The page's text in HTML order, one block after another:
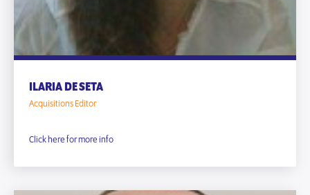
ILARIA DE SETA
Acquisitions Editor
Click here for more info